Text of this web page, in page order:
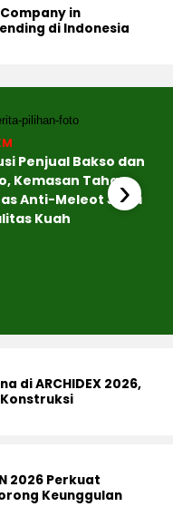
in
di Indonesia
Penjual Bakso dan
Kemasan Tahan
Anti-Meleot Jaga
Kuah
›
di ARCHIDEX 2026,
2026 Perkuat
Keunggulan